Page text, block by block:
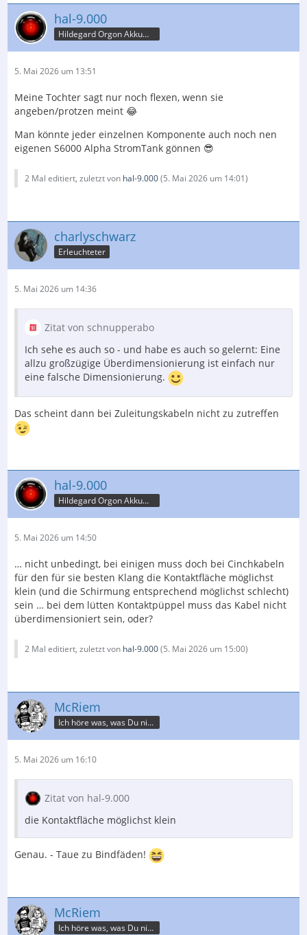
hal-9.000
Hildegard Orgon Akkumulator
5. Mai 2026 um 13:51
Meine Tochter sagt nur noch flexen, wenn sie
angeben/protzen meint 😂
Man könnte jeder einzelnen Komponente auch noch nen
eigenen S6000 Alpha StromTank gönnen 😎
2 Mal editiert, zuletzt von hal-9.000(5. Mai 2026 um 14:01)
charlyschwarz
Erleuchteter
5. Mai 2026 um 14:36
Zitat von schnupperabo
Ich sehe es auch so - und habe es auch so gelernt: Eine
allzu großzügige Überdimensionierung ist einfach nur
eine falsche Dimensionierung.
Das scheint dann bei Zuleitungskabeln nicht zu zutreffen
hal-9.000
Hildegard Orgon Akkumulator
5. Mai 2026 um 14:50
… nicht unbedingt, bei einigen muss doch bei Cinchkabeln
für den für sie besten Klang die Kontaktfläche möglichst
klein (und die Schirmung entsprechend möglichst schlecht)
sein … bei dem lütten Kontaktpüppel muss das Kabel nicht
überdimensioniert sein, oder?
2 Mal editiert, zuletzt von hal-9.000(5. Mai 2026 um 15:00)
McRiem
Ich höre was, was Du nicht misst.
5. Mai 2026 um 16:10
Zitat von hal-9.000
die Kontaktfläche möglichst klein
Genau. - Taue zu Bindfäden!
McRiem
Ich höre was, was Du nicht misst.